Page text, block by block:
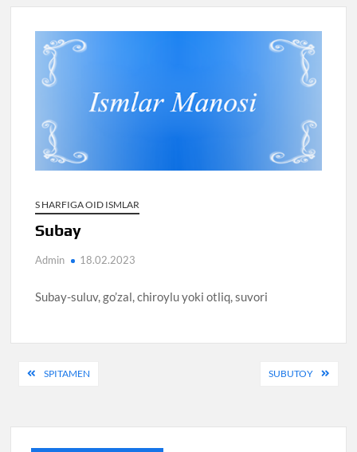
S HARFIGA OID ISMLAR
Subay
Admin 18.02.2023
Subay-suluv, go’zal, chiroylu yoki otliq, suvori
PostSPITAMEN SUBUTOY